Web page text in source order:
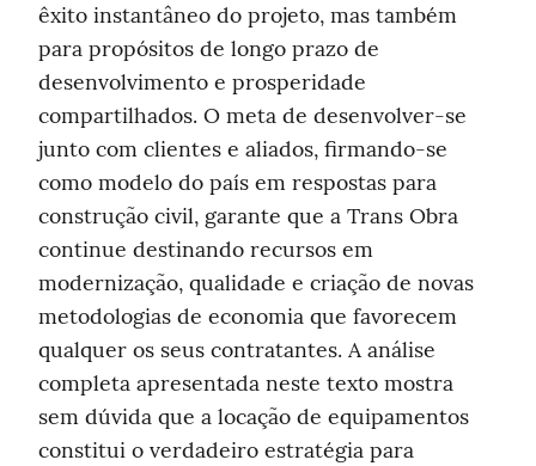
êxito instantâneo do projeto, mas também
para propósitos de longo prazo de
desenvolvimento e prosperidade
compartilhados. O meta de desenvolver-se
junto com clientes e aliados, firmando-se
como modelo do país em respostas para
construção civil, garante que a Trans Obra
continue destinando recursos em
modernização, qualidade e criação de novas
metodologias de economia que favorecem
qualquer os seus contratantes. A análise
completa apresentada neste texto mostra
sem dúvida que a locação de equipamentos
constitui o verdadeiro estratégia para